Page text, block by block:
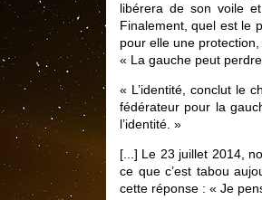
libérera de son voile
Finalement, quel est le
pour elle une
« La gauche peut
« L’identité, conclut le
fédérateur pour la
l’identité. »
[...] Le 23 juillet 2014,
ce que c’est tabou
cette réponse : « Je